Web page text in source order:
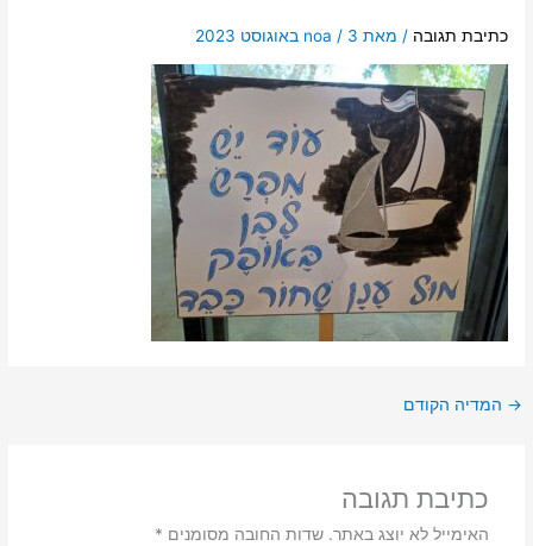
כתיבת תגובה / מאת noa / 3 באוגוסט 2023
→ המדיה הקודם
כתיבת תגובה
האימייל לא יוצג באתר. שדות החובה מסומנים *